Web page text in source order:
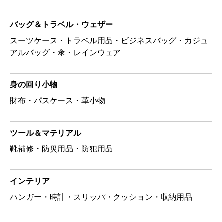
バッグ＆トラベル・ウェザー
スーツケース・トラベル用品・ビジネスバッグ・カジュ
アルバッグ・傘・レインウェア
身の回り小物
財布・パスケース・革小物
ツール＆マテリアル
靴補修・防災用品・防犯用品
インテリア
ハンガー・時計・スリッパ・クッション・収納用品